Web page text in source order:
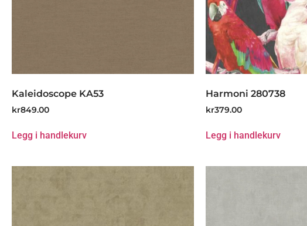
Kaleidoscope KA53
kr849.00
Legg i handlekurv
Harmoni 280738
kr379.00
Legg i handlekurv